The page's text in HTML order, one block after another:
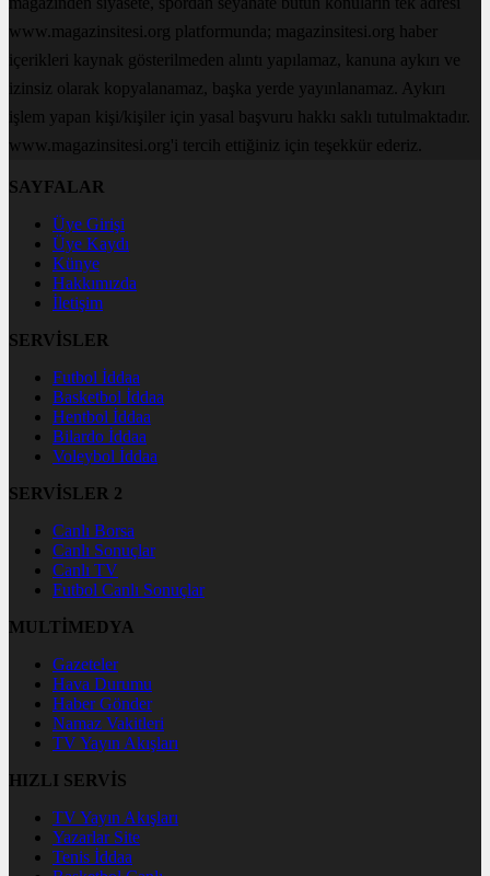
www.magazinsitesi.org platformunda; magazinsitesi.org haber
içerikleri kaynak gösterilmeden alıntı yapılamaz, kanuna aykırı ve
izinsiz olarak kopyalanamaz, başka yerde yayınlanamaz. Aykırı
işlem yapan kişi/kişiler için yasal başvuru hakkı saklı tutulmaktadır.
www.magazinsitesi.org'i tercih ettiğiniz için teşekkür ederiz.
SAYFALAR
Üye Girişi
Üye Kaydı
Künye
Hakkımızda
İletişim
SERVİSLER
Futbol İddaa
Basketbol İddaa
Hentbol İddaa
Bilardo İddaa
Voleybol İddaa
SERVİSLER 2
Canlı Borsa
Canlı Sonuçlar
Canlı TV
Futbol Canlı Sonuçlar
MULTİMEDYA
Gazeteler
Hava Durumu
Haber Gönder
Namaz Vakitleri
TV Yayın Akışları
HIZLI SERVİS
TV Yayın Akışları
Yazarlar Site
Tenis İddaa